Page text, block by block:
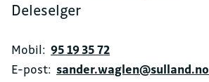
Deleselger
Mobil: 95 19 35 72
E-post: sander.waglen@sulland.no